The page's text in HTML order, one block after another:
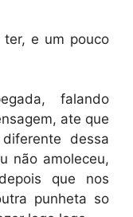
e um pouco
falando
ate que
dessa
não amoleceu,
que nos
punheta so